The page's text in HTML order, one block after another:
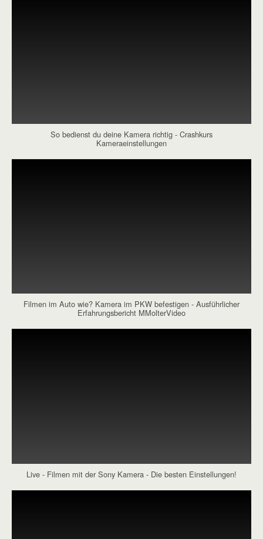
So bedienst du deine Kamera richtig - Crashkurs
Kameraeinstellungen
Filmen im Auto wie? Kamera im PKW befestigen - Ausführlicher
Erfahrungsbericht MMolterVideo
Live - Filmen mit der Sony Kamera - Die besten Einstellungen!